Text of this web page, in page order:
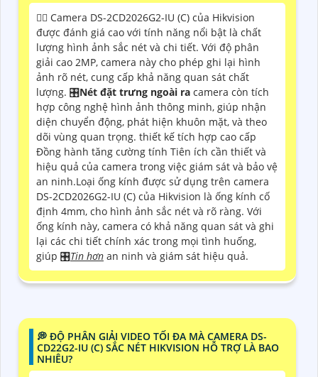
🙆‍♀️ Camera DS-2CD2026G2-IU (C) của Hikvision
được đánh giá cao với tính năng nổi bật là chất
lượng hình ảnh sắc nét và chi tiết. Với độ phân
giải cao 2MP, camera này cho phép ghi lại hình
ảnh rõ nét, cung cấp khả năng quan sát chất
lượng. 🎛Nét đặt trưng ngoài ra camera còn tích
hợp công nghệ hình ảnh thông minh, giúp nhận
diện chuyển động, phát hiện khuôn mặt, và theo
dõi vùng quan trọng. thiết kế tích hợp cao cấp
Đồng hành tăng cường tính Tiên ích cần thiết và
hiệu quả của camera trong việc giám sát và bảo vệ
an ninh.Loại ống kính được sử dụng trên camera
DS-2CD2026G2-IU (C) của Hikvision là ống kính cố
định 4mm, cho hình ảnh sắc nét và rõ ràng. Với
ống kính này, camera có khả năng quan sát và ghi
lại các chi tiết chính xác trong mọi tình huống,
giúp 🎛Tin hơn an ninh và giám sát hiệu quả.
️💭 ĐỘ PHÂN GIẢI VIDEO TỐI ĐA MÀ CAMERA DS-
CD22G2-IU (C) SẮC NÉT HIKVISION HỖ TRỢ LÀ BAO
NHIÊU?